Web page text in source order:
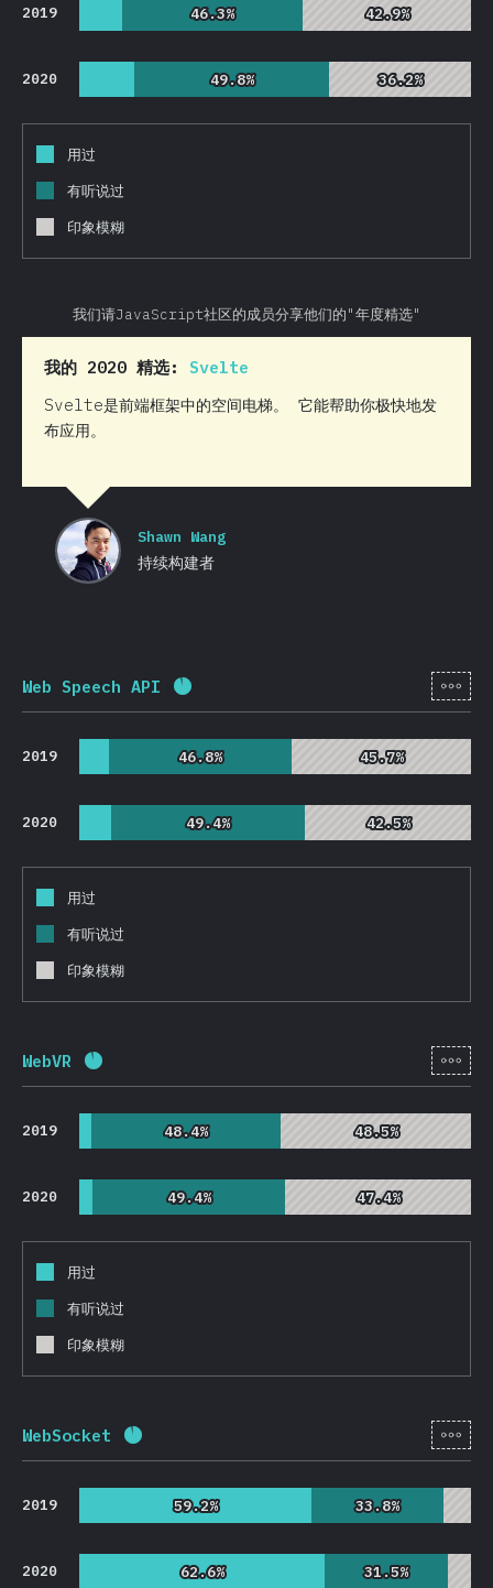
2019 46.3%
46.3% 42.9%
42.9%
2020 49.8%
49.8% 36.2%
36.2%
用过
有听说过
印象模糊
我们请JavaScript社区的成员分享他们的"年度精选"
我的 2020 精选: Svelte
Svelte是前端框架中的空间电梯。 它能帮助你极快地发
布应用。
Shawn Wang
持续构建者
Web Speech API 完成率: [zh-
2019 46.8%
46.8% 45.7%
45.7%
2020 49.4%
49.4% 42.5%
42.5%
用过
有听说过
印象模糊
WebVR 完成率: [zh-
2019 48.4%
48.4% 48.5%
48.5%
2020 49.4%
49.4% 47.4%
47.4%
用过
有听说过
印象模糊
WebSocket 完成率: [zh-
2019 59.2%
59.2% 33.8%
33.8%
2020 62.6%
62.6% 31.5%
31.5%